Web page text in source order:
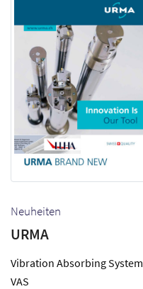
Neuheiten
URMA
Vibration Absorbing System
VAS